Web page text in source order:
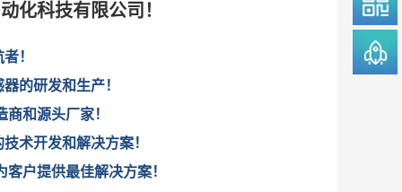
化科技有限公司！
！
的研发和生产！
和源头厂家！
术开发和解决方案！
户提供最佳解决方案！